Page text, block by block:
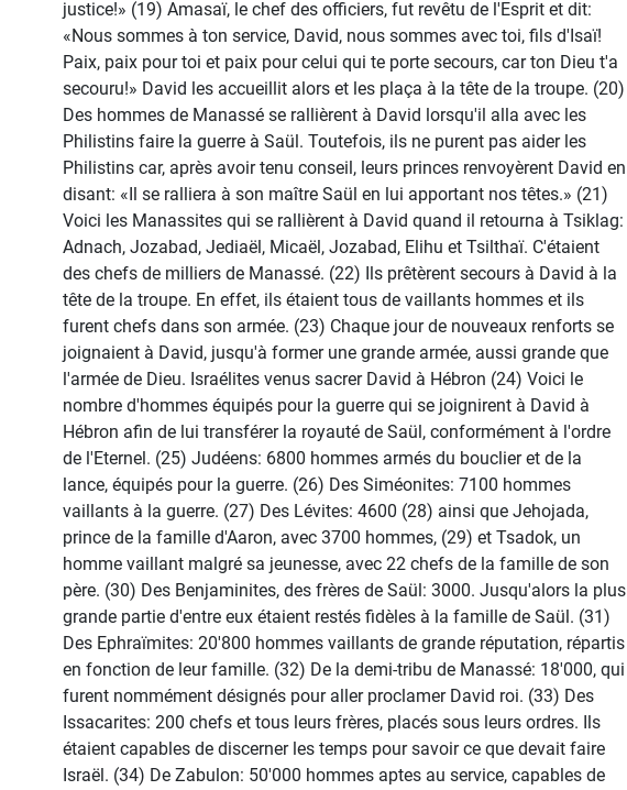
justice!» (19) Amasaï, le chef des officiers, fut revêtu de l'Esprit et dit:
«Nous sommes à ton service, David, nous sommes avec toi, fils d'Isaï!
Paix, paix pour toi et paix pour celui qui te porte secours, car ton Dieu t'a
secouru!» David les accueillit alors et les plaça à la tête de la troupe. (20)
Des hommes de Manassé se rallièrent à David lorsqu'il alla avec les
Philistins faire la guerre à Saül. Toutefois, ils ne purent pas aider les
Philistins car, après avoir tenu conseil, leurs princes renvoyèrent David en
disant: «Il se ralliera à son maître Saül en lui apportant nos têtes.» (21)
Voici les Manassites qui se rallièrent à David quand il retourna à Tsiklag:
Adnach, Jozabad, Jediaël, Micaël, Jozabad, Elihu et Tsilthaï. C'étaient
des chefs de milliers de Manassé. (22) Ils prêtèrent secours à David à la
tête de la troupe. En effet, ils étaient tous de vaillants hommes et ils
furent chefs dans son armée. (23) Chaque jour de nouveaux renforts se
joignaient à David, jusqu'à former une grande armée, aussi grande que
l'armée de Dieu. Israélites venus sacrer David à Hébron (24) Voici le
nombre d'hommes équipés pour la guerre qui se joignirent à David à
Hébron afin de lui transférer la royauté de Saül, conformément à l'ordre
de l'Eternel. (25) Judéens: 6800 hommes armés du bouclier et de la
lance, équipés pour la guerre. (26) Des Siméonites: 7100 hommes
vaillants à la guerre. (27) Des Lévites: 4600 (28) ainsi que Jehojada,
prince de la famille d'Aaron, avec 3700 hommes, (29) et Tsadok, un
homme vaillant malgré sa jeunesse, avec 22 chefs de la famille de son
père. (30) Des Benjaminites, des frères de Saül: 3000. Jusqu'alors la plus
grande partie d'entre eux étaient restés fidèles à la famille de Saül. (31)
Des Ephraïmites: 20'800 hommes vaillants de grande réputation, répartis
en fonction de leur famille. (32) De la demi-tribu de Manassé: 18'000, qui
furent nommément désignés pour aller proclamer David roi. (33) Des
Issacarites: 200 chefs et tous leurs frères, placés sous leurs ordres. Ils
étaient capables de discerner les temps pour savoir ce que devait faire
Israël. (34) De Zabulon: 50'000 hommes aptes au service, capables de